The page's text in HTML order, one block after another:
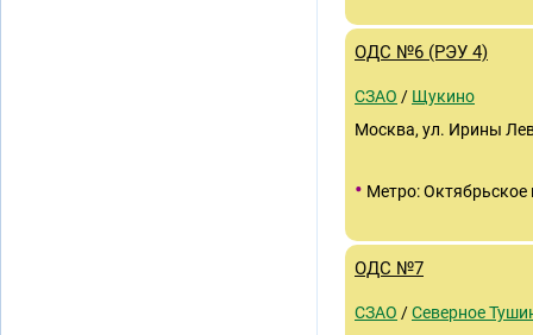
ОДС №6 (РЭУ 4)
СЗАО / Щукино
Москва, ул. Ирины
• Метро: Октябрьское
ОДС №7
СЗАО /Северное